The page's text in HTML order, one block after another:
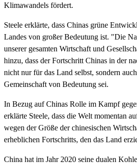
Klimawandels fördert.
Steele erklärte, dass Chinas grüne
Landes von großer Bedeutung ist. "Die
unserer gesamten Wirtschaft und
hinzu, dass der Fortschritt Chinas in der
nicht nur für das Land selbst, sondern
Gemeinschaft von Bedeutung sei.
In Bezug auf Chinas Rolle im Kampf
erklärte Steele, dass die Welt momentan
wegen der Größe der chinesischen
erheblichen Fortschritts, den das Land
China hat im Jahr 2020 seine dualen